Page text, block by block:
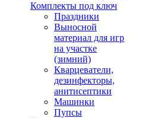
Комплекты под ключ
Праздники
Выносной
материал для игр
на участке
(зимний)
Кварцеватели,
дезинфекторы,
анитисептики
Машинки
Пупсы